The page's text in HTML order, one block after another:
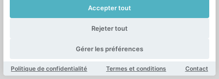
Accepter tout
Rejeter tout
Gérer les préférences
Politique de confidentialité Termes et conditions Contact